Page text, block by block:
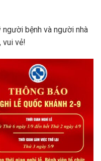
người bệnh và người nhà
vui vẻ!